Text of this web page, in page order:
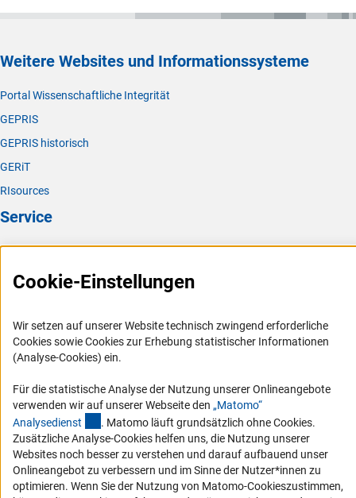
Weitere Websites und Informationssysteme
Portal Wissenschaftliche Integrität
GEPRIS
GEPRIS historisch
GERiT
RIsources
Service
Presse
FAQ
Logo und Corporate Design
RSS-Feeds
Vergabeverfahren
Barrierefreiheit
Service und Informationen für Menschen mit Behinderungen
Erklärung zur Barrierefreiheit
Cookie-Einstellungen
Wir setzen auf unserer Website technisch zwingend erforderliche
Cookies sowie Cookies zur Erhebung statistischer Informationen
(Analyse-Cookies) ein.
Für die statistische Analyse der Nutzung unserer Onlineangebote
verwenden wir auf unserer Webseite den „Matomo“
Analysedienst (externer Link)
. Matomo läuft grundsätzlich ohne Cookies.
Zusätzliche Analyse-Cookies helfen uns, die Nutzung unserer
Websites noch besser zu verstehen und darauf aufbauend unser
Onlineangebot zu verbessern und im Sinne der Nutzer*innen zu
optimieren. Wenn Sie der Nutzung von Matomo-Cookieszustimmen,